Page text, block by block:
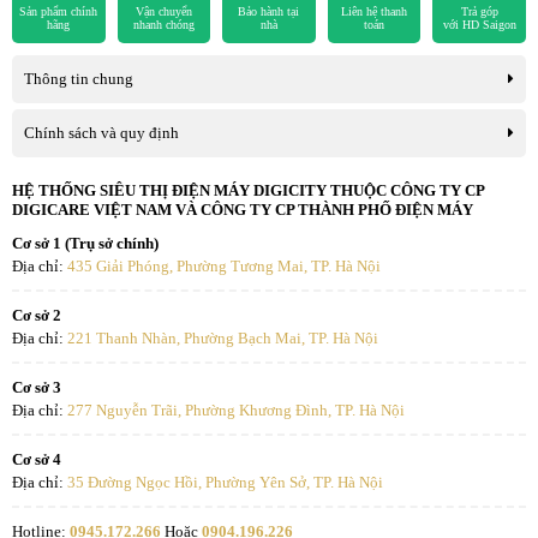
Nhiệt độ phòng được kiểm soát một cách tự động trong thời gian cài
đặt để đảm bảo nhiệt độ phòng không quá lạnh hay quá nóng. Điều
Bạn giấc ngủ ngon lành, thư giãn thoải mái dễ chịu thực sự.
Nút nhấn dạ quang
Bộ điều khiển từ xa với nút bấm dạ quang tự phát sáng tiện lợi cho
Sản phẩm chính
hãng
Vận chuyển
nhanh chóng
Bảo hành tại
nhà
Liên hệ thanh
toán
Trả góp
với HD Saigon
Thông tin chung
Chính sách và quy định
HỆ THỐNG SIÊU THỊ ĐIỆN MÁY DIGICITY THUỘC CÔNG TY CP
DIGICARE VIỆT NAM VÀ CÔNG TY CP THÀNH PHỐ ĐIỆN MÁY
Cơ sở 1 (Trụ sở chính)
Địa chỉ: 435 Giải Phóng, Phường Tương Mai, TP. Hà Nội
Cơ sở 2
Địa chỉ: 221 Thanh Nhàn, Phường Bạch Mai, TP. Hà Nội
Cơ sở 3
Địa chỉ: 277 Nguyễn Trãi, Phường Khương Đình, TP. Hà Nội
Cơ sở 4
Địa chỉ: 35 Đường Ngọc Hồi, Phường Yên Sở, TP. Hà Nội
Hotline: 0945.172.266 Hoặc 0904.196.226